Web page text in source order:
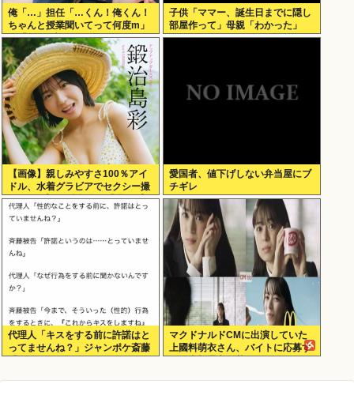
俺「…」担任「…くん！俺くん！
ちゃんと授業聞いてって何度m」
俺「(───来るッ！)」
子供「ママー、誕生日までに隠し
部屋作って」母親「わかった」
【画像】親しみやすさ100％アイ
ドル、水着グラビアでセクシー撮
wwwアプガ鍛治島彩、「週刊プレ
イボーイ」で美スタイルを大解
放！！！
愛国者、値下げしない弁当屋にブ
チギレ
代理人「キスをする前に許諾はと
ってませんね？」ジャンポケ斎藤
マクドナルドCMに出演していた
上國料萌衣さん、バイトに応募す